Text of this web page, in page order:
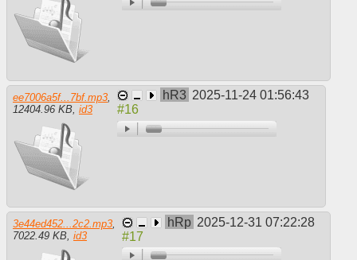
ee7006a5f...7bf.mp3
12404.96 KB id3
hR3 2025-11-24 01:56:43
3e44ed452...2c2.mp3
7022.49 KB id3
hRp 2025-12-31 07:22:28